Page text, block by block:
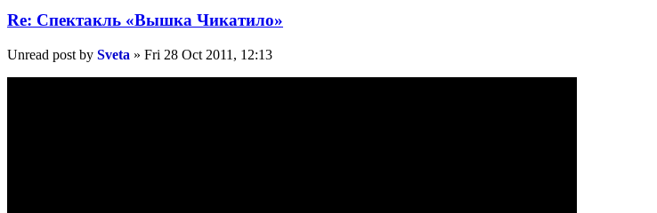
Re: Спектакль «Вышка Чикатило»
Unread post by Sveta » Fri 28 Oct 2011, 12:13